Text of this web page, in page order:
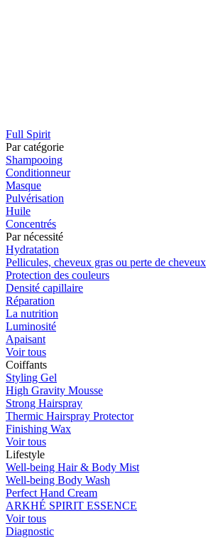
Full Spirit
Par catégorie
Shampooing
Conditionneur
Masque
Pulvérisation
Huile
Concentrés
Par nécessité
Hydratation
Pellicules, cheveux gras ou perte de cheveux
Protection des couleurs
Densité capillaire
Réparation
La nutrition
Luminosité
Apaisant
Voir tous
Coiffants
Styling Gel
High Gravity Mousse
Strong Hairspray
Thermic Hairspray Protector
Finishing Wax
Voir tous
Lifestyle
Well-being Hair & Body Mist
Well-being Body Wash
Perfect Hand Cream
ARKHÉ SPIRIT ESSENCE
Voir tous
Diagnostic